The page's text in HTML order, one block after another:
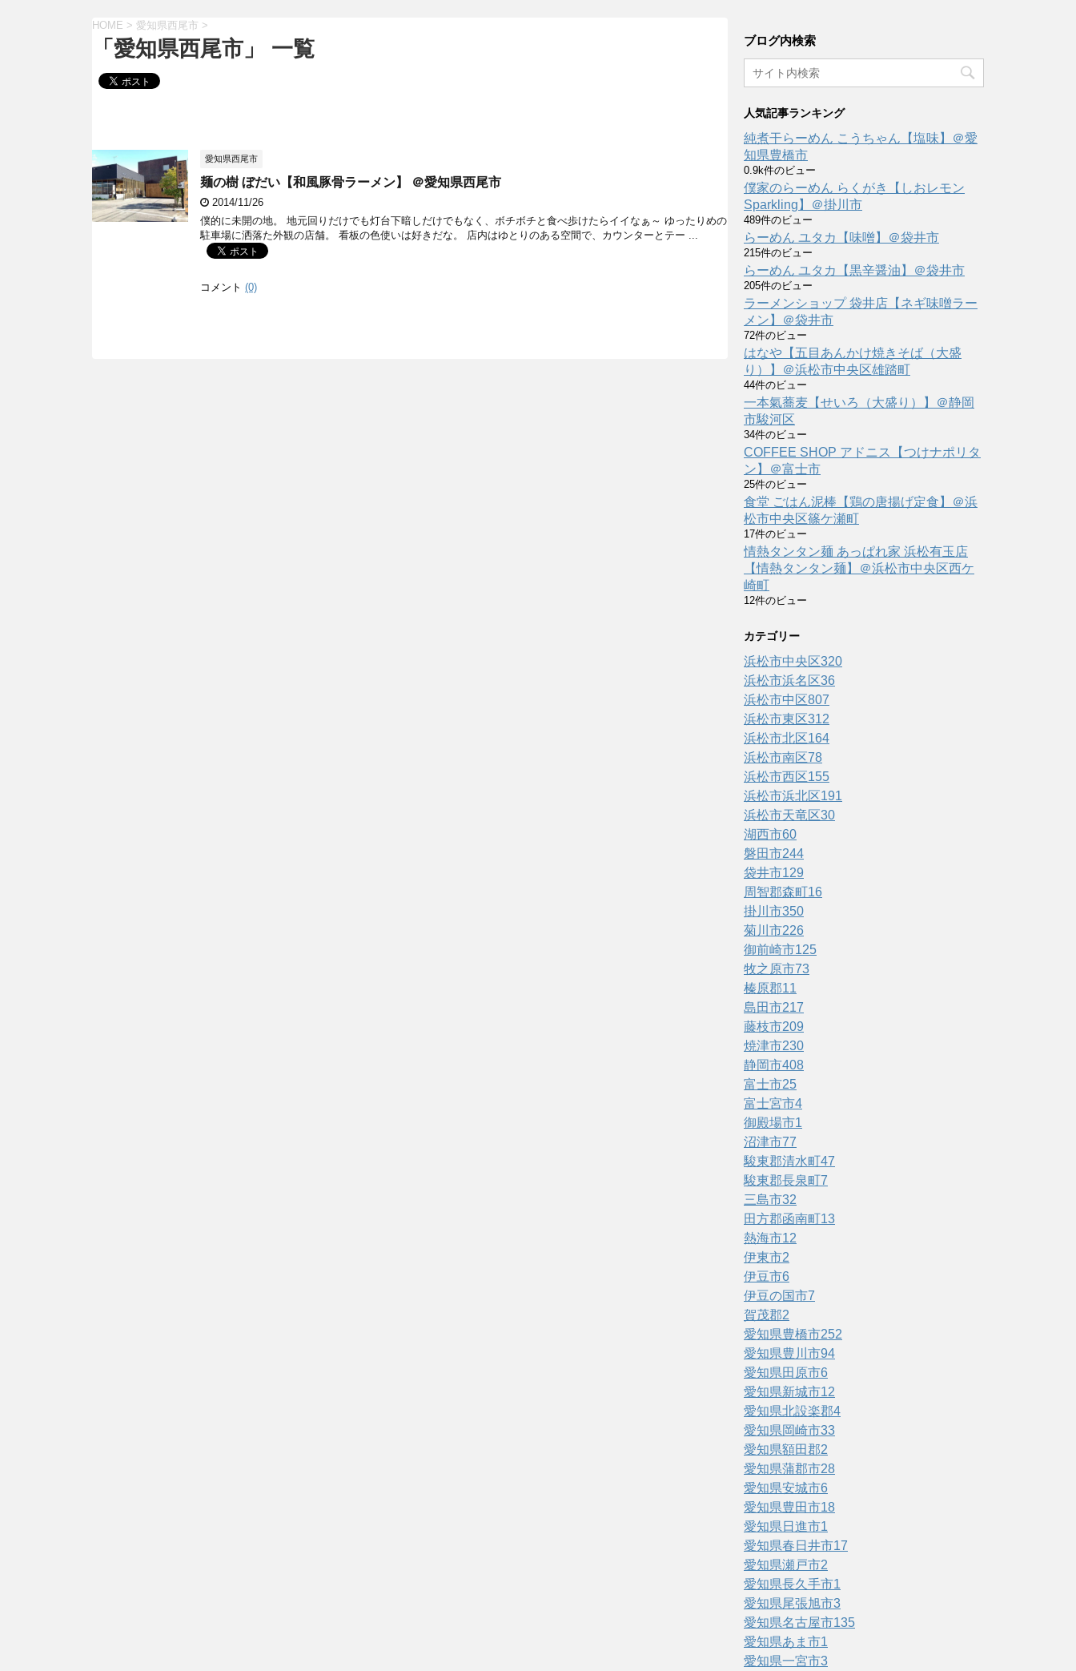
HOME > 愛知県西尾市 >
「愛知県西尾市」 一覧
愛知県西尾市
麺の樹 ぼだい【和風豚骨ラーメン】 ＠愛知県西尾市
2014/11/26
僕的に未開の地。 地元回りだけでも灯台下暗しだけでもなく、ボチボチと食べ歩けたらイイなぁ～ ゆったりめの
駐車場に洒落た外観の店舗。 看板の色使いは好きだな。 店内はゆとりのある空間で、カウンターとテー ...
コメント (0)
ブログ内検索
人気記事ランキング
純煮干らーめん こうちゃん【塩味】＠愛
知県豊橋市
0.9k件のビュー
僕家のらーめん らくがき【しおレモン
Sparkling】＠掛川市
489件のビュー
らーめん ユタカ【味噌】＠袋井市
215件のビュー
らーめん ユタカ【黒辛醤油】＠袋井市
205件のビュー
ラーメンショップ 袋井店【ネギ味噌ラー
メン】＠袋井市
72件のビュー
はなや【五目あんかけ焼きそば（大盛
り）】＠浜松市中央区雄踏町
44件のビュー
一本氣蕎麦【せいろ（大盛り）】＠静岡
市駿河区
34件のビュー
COFFEE SHOP アドニス【つけナポリタ
ン】＠富士市
25件のビュー
食堂 ごはん泥棒【鶏の唐揚げ定食】＠浜
松市中央区篠ケ瀬町
17件のビュー
情熱タンタン麺 あっぱれ家 浜松有玉店
【情熱タンタン麺】＠浜松市中央区西ケ
崎町
12件のビュー
カテゴリー
浜松市中央区320
浜松市浜名区36
浜松市中区807
浜松市東区312
浜松市北区164
浜松市南区78
浜松市西区155
浜松市浜北区191
浜松市天竜区30
湖西市60
磐田市244
袋井市129
周智郡森町16
掛川市350
菊川市226
御前崎市125
牧之原市73
榛原郡11
島田市217
藤枝市209
焼津市230
静岡市408
富士市25
富士宮市4
御殿場市1
沼津市77
駿東郡清水町47
駿東郡長泉町7
三島市32
田方郡函南町13
熱海市12
伊東市2
伊豆市6
伊豆の国市7
賀茂郡2
愛知県豊橋市252
愛知県豊川市94
愛知県田原市6
愛知県新城市12
愛知県北設楽郡4
愛知県岡崎市33
愛知県額田郡2
愛知県蒲郡市28
愛知県安城市6
愛知県豊田市18
愛知県日進市1
愛知県春日井市17
愛知県瀬戸市2
愛知県長久手市1
愛知県尾張旭市3
愛知県名古屋市135
愛知県あま市1
愛知県一宮市3